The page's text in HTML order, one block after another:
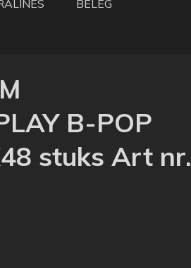
BELEG
B-POP
stuks Art nr.